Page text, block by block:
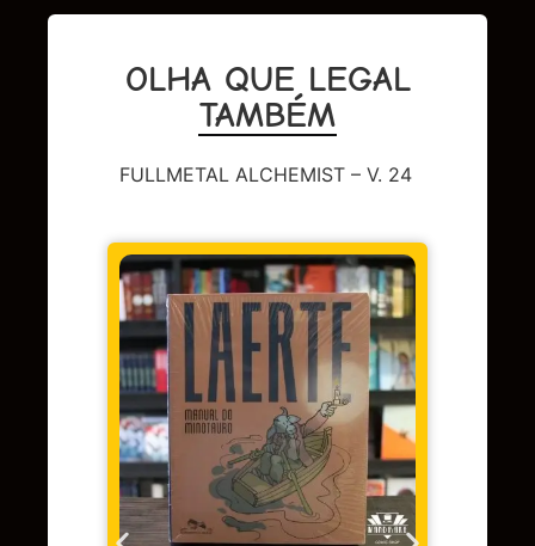
OLHA QUE LEGAL
TAMBÉM
FULLMETAL ALCHEMIST – V. 24